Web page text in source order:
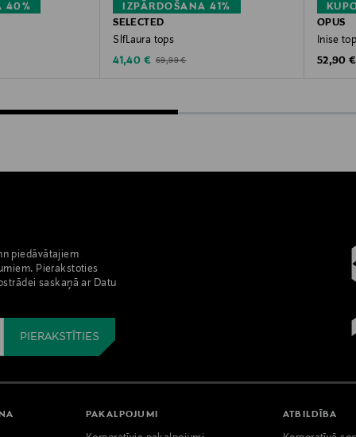
40%
IZPĀRDOŠANA 41%
SELECTED
SlfLaura tops
Discounted Price
41,40 € Original Price
69,99 €
OPUS
Inise
Original
52,90 €
piedāvātajiem
Pierakstoties
saskaņā ar Datu
PAKALPOJUMI ATBILDĪBA